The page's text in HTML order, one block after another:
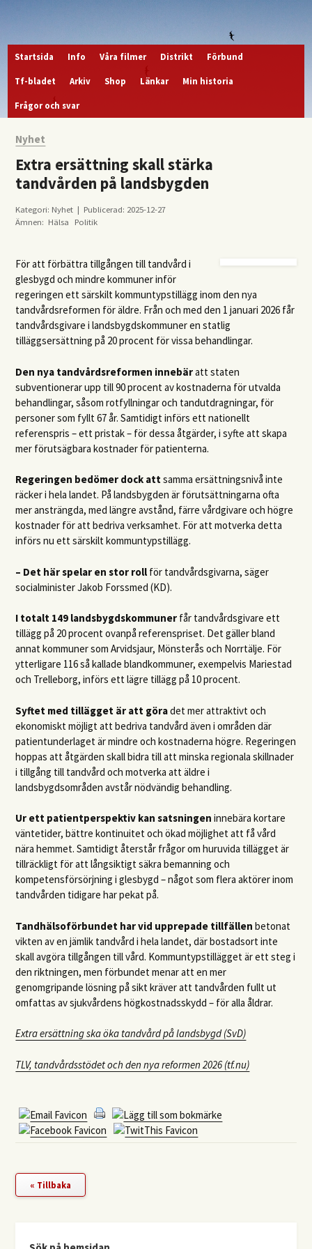
Startsida Info Våra filmer Distrikt Förbund
Tf-bladet Arkiv Shop Länkar Min historia
Frågor och svar
Nyhet
Extra ersättning skall stärka
tandvården på landsbygden
Kategori: Nyhet | Publicerad: 2025-12-27
Ämnen: Hälsa Politik
För att förbättra tillgången till tandvård i
glesbygd och mindre kommuner inför
regeringen ett särskilt kommuntypstillägg inom den nya
tandvårdsreformen för äldre. Från och med den 1 januari 2026 får
tandvårdsgivare i landsbygdskommuner en statlig
tilläggsersättning på 20 procent för vissa behandlingar.
Den nya tandvårdsreformen innebäratt staten
subventionerar upp till 90 procent av kostnaderna för utvalda
behandlingar, såsom rotfyllningar och tandutdragningar, för
personer som fyllt 67 år. Samtidigt införs ett nationellt
referenspris – ett pristak – för dessa åtgärder, i syfte att skapa
mer förutsägbara kostnader för patienterna.
Regeringen bedömer dock attsamma ersättningsnivå inte
räcker i hela landet. På landsbygden är förutsättningarna ofta
mer ansträngda, med längre avstånd, färre vårdgivare och högre
kostnader för att bedriva verksamhet. För att motverka detta
införs nu ett särskilt kommuntypstillägg.
– Det här spelar en stor roll för tandvårdsgivarna, säger
socialminister Jakob Forssmed (KD).
I totalt 149 landsbygdskommuner får tandvårdsgivare ett
tillägg på 20 procent ovanpå referenspriset. Det gäller bland
annat kommuner som Arvidsjaur, Mönsterås och Norrtälje. För
ytterligare 116 så kallade blandkommuner, exempelvis Mariestad
och Trelleborg, införs ett lägre tillägg på 10 procent.
Syftet med tillägget är att göradet mer attraktivt och
ekonomiskt möjligt att bedriva tandvård även i områden där
patientunderlaget är mindre och kostnaderna högre. Regeringen
hoppas att åtgärden skall bidra till att minska regionala skillnader
i tillgång till tandvård och motverka att äldre i
landsbygdsområden avstår nödvändig behandling.
Ur ett patientperspektiv kan satsningeninnebära kortare
väntetider, bättre kontinuitet och ökad möjlighet att få vård
nära hemmet. Samtidigt återstår frågor om huruvida tillägget är
tillräckligt för att långsiktigt säkra bemanning och
kompetensförsörjning i glesbygd – något som flera aktörer inom
tandvården tidigare har pekat på.
Tandhälsoförbundet har vid upprepade tillfällenbetonat
vikten av en jämlik tandvård i hela landet, där bostadsort inte
skall avgöra tillgången till vård. Kommuntypstillägget är ett steg i
den riktningen, men förbundet menar att en mer
genomgripande lösning på sikt kräver att tandvården fullt ut
omfattas av sjukvårdens högkostnadsskydd – för alla åldrar.
Extra ersättning ska öka tandvård på landsbygd (SvD)
TLV, tandvårdsstödet och den nya reformen 2026 (tf.nu)
« Tillbaka